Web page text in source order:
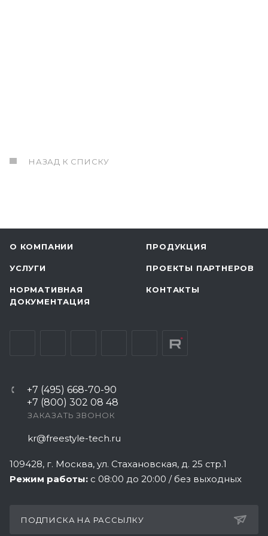
НАЗАД К СПИСКУ
О КОМПАНИИ ПРОДУКЦИЯ
УСЛУГИ ПРОЕКТЫ ПАРТНЕРОВ
НОРМАТИВНАЯ
ДОКУМЕНТАЦИЯ
КОНТАКТЫ
+7 (495) 668-70-90
+7 (800) 302 08 48
ЗАКАЗАТЬ ЗВОНОК
kr@freestyle-tech.ru
109428, г. Москва, ул. Стахановская, д. 25 стр.1
Режим работы: с 08:00 до 20:00 / без выходных
ПОДПИСКА НА РАССЫЛКУ